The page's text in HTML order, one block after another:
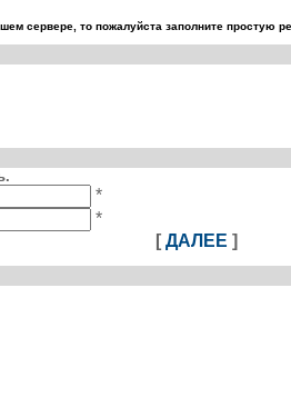
то пожалуйста заполните простую
*
*
[ ДАЛЕЕ ]